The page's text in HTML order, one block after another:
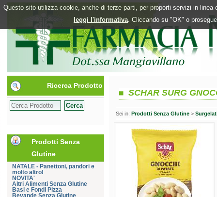
Questo sito utilizza cookie, anche di terze parti, per proporti servizi in
leggi l'informativa. Cliccando su "OK" o
Ricerca Prodotto
Prodotti Senza
Glutine
NATALE - Panettoni, pandori e
molto altro!
NOVITA'
Altri Alimenti Senza Glutine
Basi e Fondi Pizza
Bevande Senza Glutine
SCHAR SURG
Sei in: Prodotti Senza Glutine >